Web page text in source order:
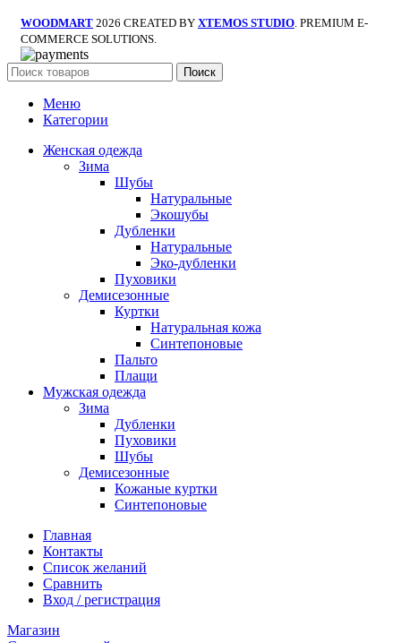
WOODMART 2026 CREATED BY XTEMOS STUDIO . PREMIUM E-
COMMERCE SOLUTIONS.
Поиск
Меню
Категории
Женская одежда
Зима
Шубы
Натуральные
Экошубы
Дубленки
Натуральные
Эко-дубленки
Пуховики
Демисезонные
Куртки
Натуральная кожа
Синтепоновые
Пальто
Плащи
Мужская одежда
Зима
Дубленки
Пуховики
Шубы
Демисезонные
Кожаные куртки
Синтепоновые
Главная
Контакты
Список желаний
Сравнить
Вход / регистрация
Магазин